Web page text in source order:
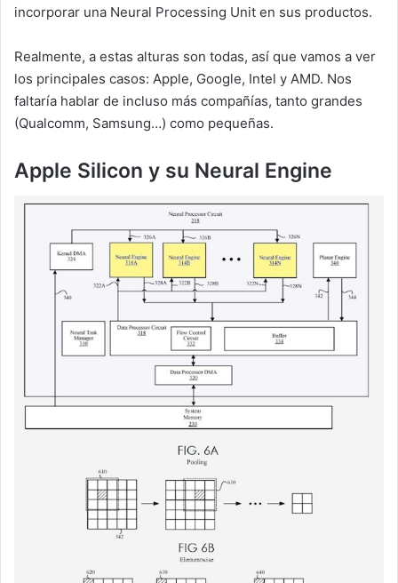
incorporar una Neural Processing Unit en sus productos.
Realmente, a estas alturas son todas, así que vamos a ver
los principales casos: Apple, Google, Intel y AMD. Nos
faltaría hablar de incluso más compañías, tanto grandes
(Qualcomm, Samsung…) como pequeñas.
Apple Silicon y su Neural Engine